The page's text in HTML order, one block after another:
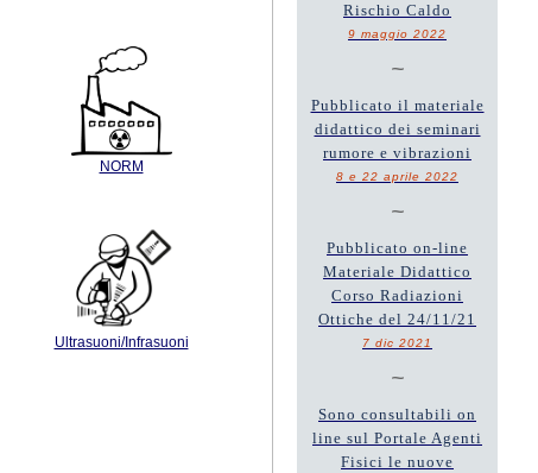
NORM
Ultrasuoni/Infrasuoni
Rischio Caldo
9 maggio 2022
~
Pubblicato il materiale
didattico dei seminari
rumore e vibrazioni
8 e 22 aprile 2022
~
Pubblicato on-line
Materiale Didattico
Corso Radiazioni
Ottiche del 24/11/21
7 dic 2021
~
Sono consultabili on
line sul Portale Agenti
Fisici le nuove